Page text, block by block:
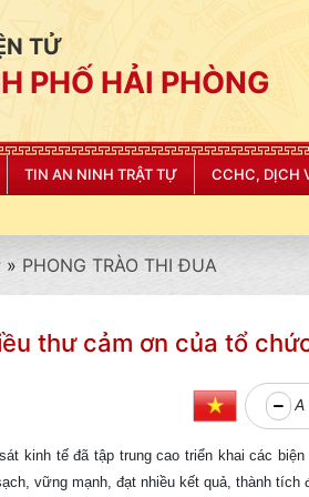
TỬ
PHỐ HẢI PHÒNG
TIN AN NINH TRẬT TỰ CCHC, DỊCH
» PHONG TRÀO THI ĐUA
thư cảm ơn của tổ
A
kinh tế đã tập trung cao triển khai các
vững mạnh, đạt nhiều kết quả, thành tích